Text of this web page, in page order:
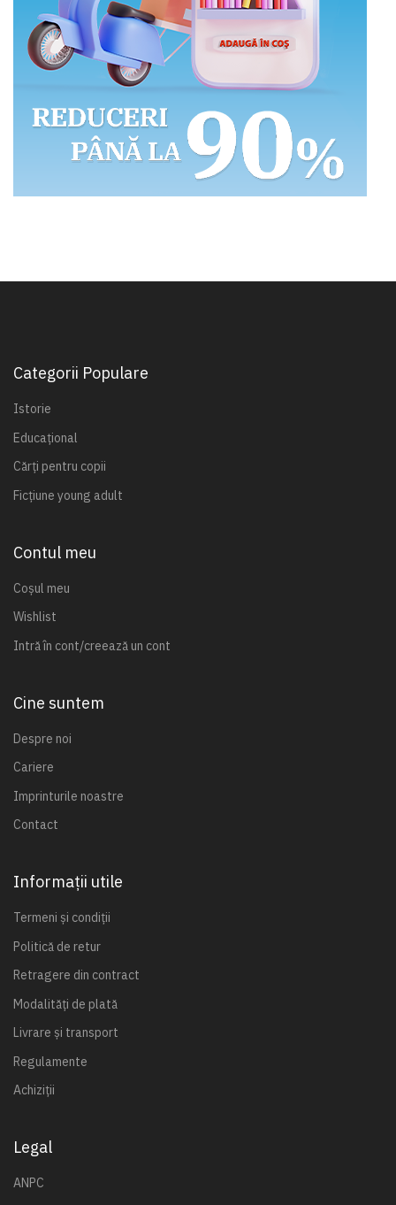
Categorii Populare
Istorie
Educațional
Cărți pentru copii
Ficțiune young adult
Contul meu
Coșul meu
Wishlist
Intră în cont/creează un cont
Cine suntem
Despre noi
Cariere
Imprinturile noastre
Contact
Informații utile
Termeni și condiții
Politică de retur
Retragere din contract
Modalități de plată
Livrare și transport
Regulamente
Achiziții
Legal
ANPC